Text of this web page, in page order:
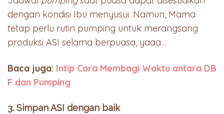
dengan kondisi Ibu menyusui. Namun, Mama
tetap perlu rutin pumping untuk merangsang
produksi ASI selama berpuasa, yaaa…
Baca juga: Intip Cara Membagi Waktu antara DB
F dan Pumping
3. Simpan ASI dengan baik